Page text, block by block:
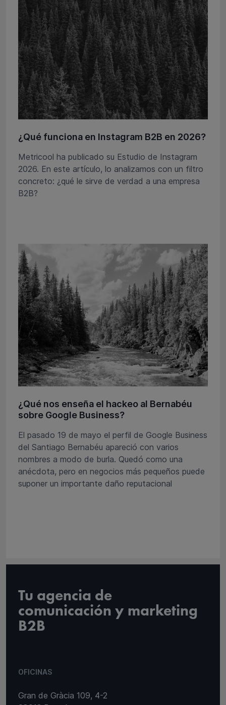
¿Qué funciona en Instagram B2B en 2026?
Metricool ha publicado su Estudio de Instagram
2026. En este artículo, lo analizamos con un filtro
concreto: ¿qué le sirve de verdad a una empresa
B2B?
¿Qué nos enseña el hackeo al Bernabéu
sobre Google Business?
El pasado 19 de mayo el perfil de Google Business
del Santiago Bernabéu apareció con varios
nombres a modo de burla. Quedó como una
anécdota, pero en negocios más pequeños puede
suponer un importante daño reputacional
Tu agencia de
comunicación y marketing
B2B
OFICINAS
Gran de Gràcia 109, 4-2